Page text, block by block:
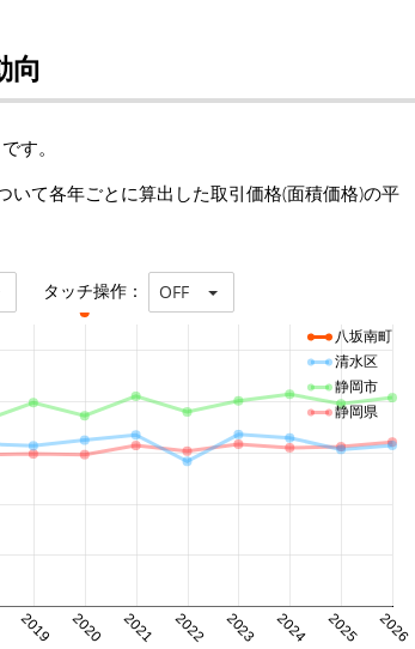
向
す。
いて各年ごとに算出した取引価格(面積価格)の平
タッチ操作： OFF
2019 2020 2021 2022 2023 2024 2025 2026
八坂南町
清水区
静岡市
静岡県